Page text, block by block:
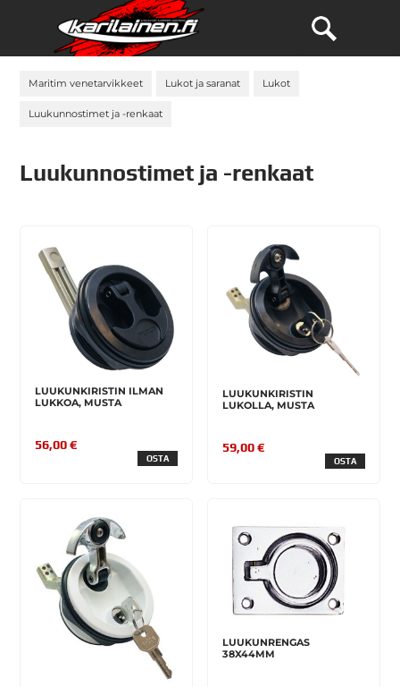
Maritim venetarvikkeet Lukot ja saranat Lukot
Luukunnostimet ja -renkaat
Luukunnostimet ja -renkaat
LUUKUNKIRISTIN ILMAN
LUKKOA, MUSTA
56,00 €
OSTA
LUUKUNKIRISTIN
LUKOLLA, MUSTA
59,00 €
OSTA
LUUKUNRENGAS
38X44MM